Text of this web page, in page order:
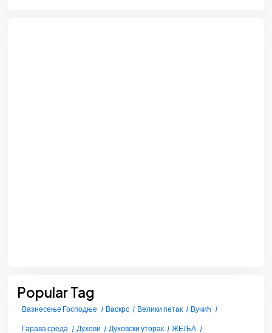
Popular Tag
Вазнесење Господње Васкрс Велики петак
Вучић
Гарава среда
Духови Духовски уторак ЖЕЉА